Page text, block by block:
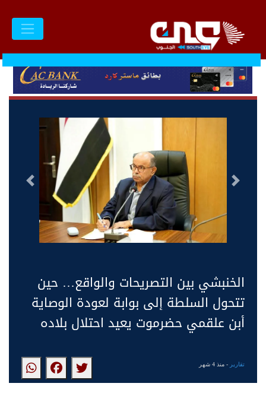
التالى السابق
الخنبشي بين التصريحات والواقع… حين
تتحول السلطة إلى بوابة لعودة الوصاية
أبن علقمي حضرموت يعيد احتلال بلاده
تقارير - منذ 4 شهر